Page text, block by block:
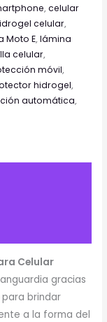
,celular
celular,
Moto E,lámina
celular,
móvil,
hidrogel,
automática,
Celular
gracias
brindar
a la forma del